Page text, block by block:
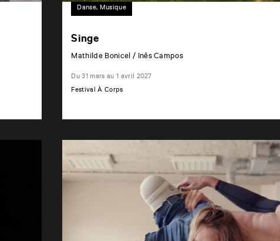
Danse, Musique
Singe
Mathilde Bonicel / Inês Campos
Du 31 mars au 1 avril 2027
Festival À Corps